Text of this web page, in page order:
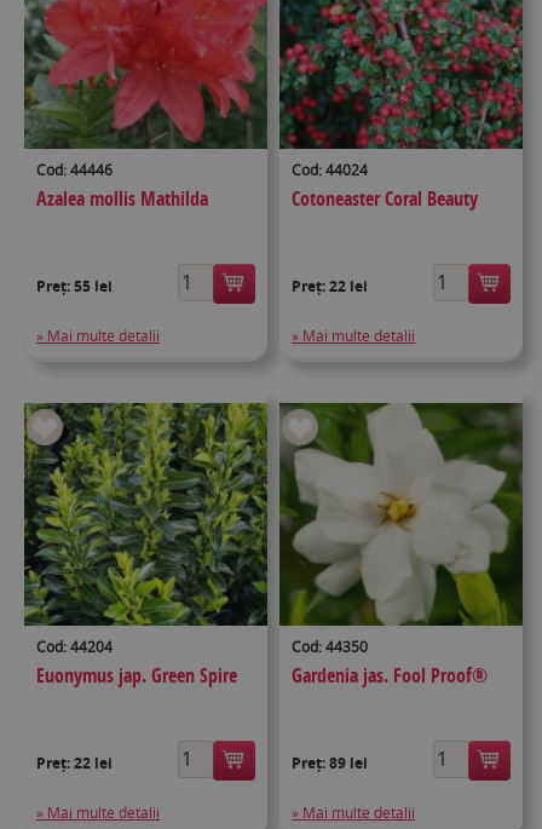
Cod: 44446
Azalea mollis Mathilda
Preț:55 lei
» Mai multe detalii
Cod: 44024
Cotoneaster Coral Beauty
Preț:22 lei
» Mai multe detalii
Cod: 44204
Euonymus jap. Green Spire
Preț:22 lei
» Mai multe detalii
Cod: 44350
Gardenia jas. Fool Proof®
Preț:89 lei
» Mai multe detalii